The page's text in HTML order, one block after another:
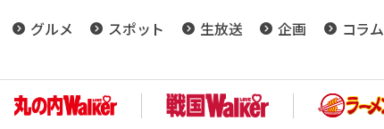
グルメ スポット 生放送 企画 コラム